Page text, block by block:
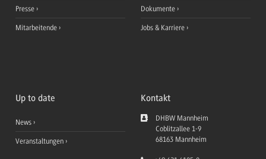
Presse
Mitarbeitende
Dokumente
Jobs & Karriere
Up to date
News
Veranstaltungen
Kontakt
DHBW Mannheim
Coblitzallee 1-9
68163 Mannheim